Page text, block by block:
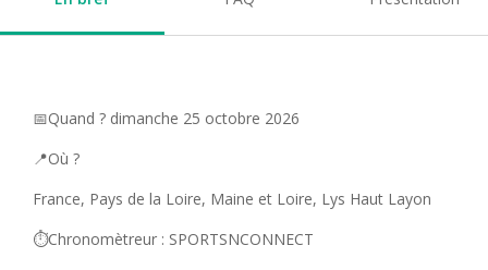
📅Quand ? dimanche 25 octobre 2026
📍Où ?
France, Pays de la Loire, Maine et Loire, Lys Haut Layon
⏱️Chronomètreur : SPORTSNCONNECT